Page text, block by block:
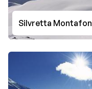
Silvretta Montafon